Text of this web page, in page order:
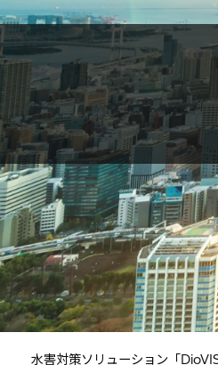
水害対策ソリューション「